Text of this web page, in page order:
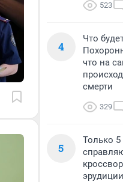
523
4
Что
что на
смерти
329
5
Только